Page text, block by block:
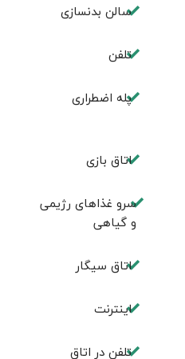
سالن بدنسازی
تلفن
پله اضطراری
اتاق بازی
سرو غذاهای رژیمی
و گیاهی
اتاق سیگار
اینترنت
تلفن در اتاق